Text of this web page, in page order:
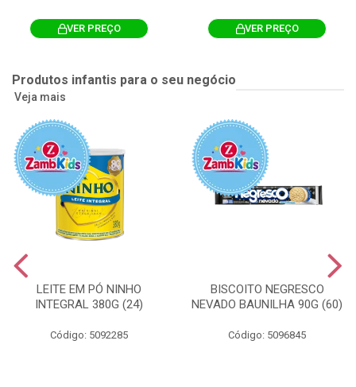
VER PREÇO VER PREÇO
Produtos infantis para o seu negócio
Veja mais
LEITE EM PÓ NINHO
INTEGRAL 380G (24)
Código: 5092285
BISCOITO NEGRESCO
NEVADO BAUNILHA 90G (60)
Código: 5096845